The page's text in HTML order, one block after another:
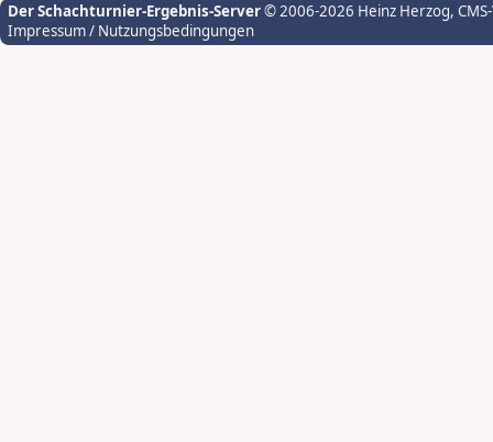
Der Schachturnier-Ergebnis-Server© 2006-2026 Heinz Herzog,
Impressum / Nutzungsbedingungen